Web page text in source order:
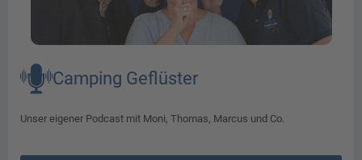
Camping Geflüster​
Unser eigener Podcast mit Moni, Thomas, Marcus und Co.